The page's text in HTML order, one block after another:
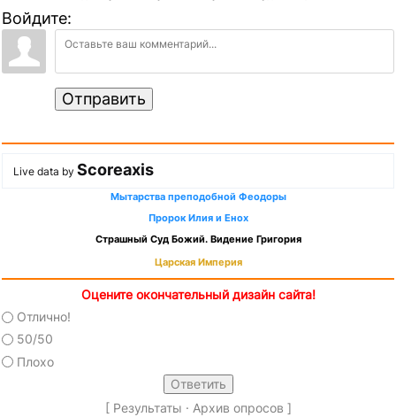
Войдите:
Отправить
Live data by Scoreaxis
Мытарства преподобной Феодоры
Пророк Илия и Енох
Страшный Суд Божий. Видение Григория
Царская Империя
Оцените окончательный дизайн сайта!
Отлично!
50/50
Плохо
[ Результаты · Архив опросов ]